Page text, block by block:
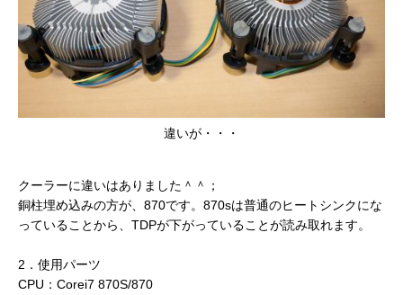
違いが・・・
クーラーに違いはありました＾＾；
銅柱埋め込みの方が、870です。870sは普通のヒートシンクにな
っていることから、TDPが下がっていることが読み取れます。
2．使用パーツ
CPU：Corei7 870S/870